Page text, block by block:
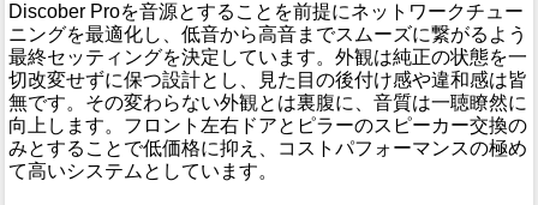
Discober Proを音源とすることを前提にネットワークチュー
ニングを最適化し、低音から高音までスムーズに繋がるよう
最終セッティングを決定しています。外観は純正の状態を一
切改変せずに保つ設計とし、見た目の後付け感や違和感は皆
無です。その変わらない外観とは裏腹に、音質は一聴瞭然に
向上します。フロント左右ドアとピラーのスピーカー交換の
みとすることで低価格に抑え、コストパフォーマンスの極め
て高いシステムとしています。